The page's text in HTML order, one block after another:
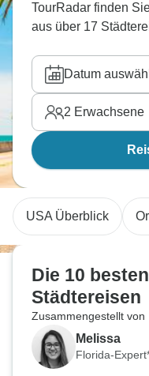
TourRadar finden
aus über 17
Datum
2 Erwachsene
USA Überblick
Die 10
Städtereisen
Zusammengestellt von
Melissa
Florida-